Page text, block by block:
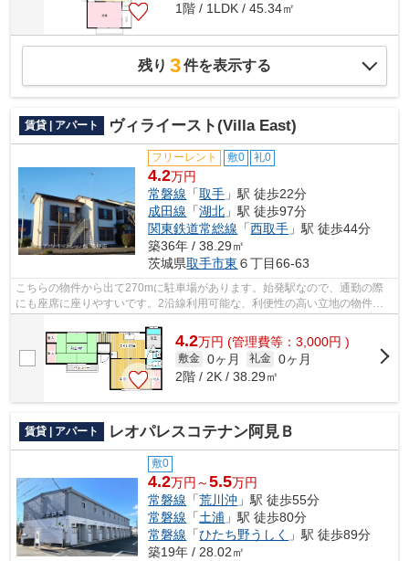
1階 / 1LDK / 45.34㎡
残り 3件を表示する
賃貸 | アパート ヴィライースト(Villa East)
フリーレント 敷0 礼0
4.2万円
常磐線 「取手 」駅 徒歩22分
成田線 「湖北 」駅 徒歩97分
関東鉄道常総線 「西取手 」駅 徒歩44分
築36年 / 38.29㎡
茨城県取手市東 ６丁目66-63
こちらの物件から出て270mに駐車場があります。始発駅なので、通勤の際
にも座席に座りやすいです。2沿線利用可能な、利便性の高い立地の物件で
4.2万円 (管理費等：3,000円 )
敷金 0ヶ月 礼金 0ヶ月
2階 / 2K / 38.29㎡
賃貸 | アパート レオパレスコテナン阿見Ｂ
敷0
4.2万円～5.5万円
常磐線 「荒川沖 」駅 徒歩55分
常磐線 「土浦 」駅 徒歩80分
常磐線 「ひたち野うしく
」駅 徒歩89分
築19年 / 28.02㎡